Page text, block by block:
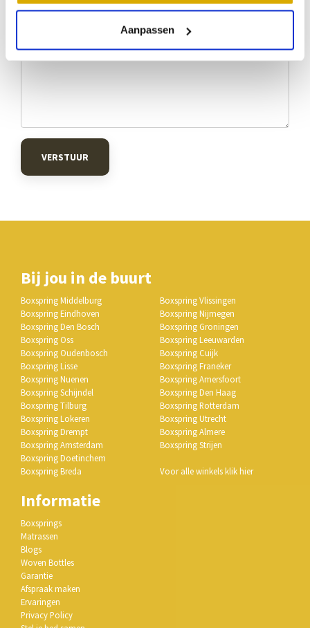
Aanpassen
VERSTUUR
Bij jou in de buurt
Boxspring Middelburg
Boxspring Eindhoven
Boxspring Den Bosch
Boxspring Oss
Boxspring Oudenbosch
Boxspring Lisse
Boxspring Nuenen
Boxspring Schijndel
Boxspring Tilburg
Boxspring Lokeren
Boxspring Drempt
Boxspring Amsterdam
Boxspring Doetinchem
Boxspring Breda
Boxspring Vlissingen
Boxspring Nijmegen
Boxspring Groningen
Boxspring Leeuwarden
Boxspring Cuijk
Boxspring Franeker
Boxspring Amersfoort
Boxspring Den Haag
Boxspring Rotterdam
Boxspring Utrecht
Boxspring Almere
Boxspring Strijen
Voor alle winkels klik hier
Informatie
Boxsprings
Matrassen
Blogs
Woven Bottles
Garantie
Afspraak maken
Ervaringen
Privacy Policy